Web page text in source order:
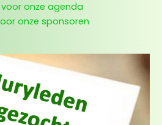
voor onze agenda
onze sponsoren